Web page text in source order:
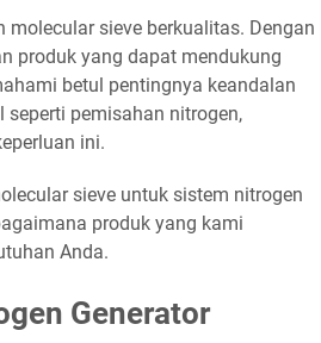
sieve berkualitas. Dengan
produk yang dapat mendukung
betul pentingnya keandalan
pemisahan nitrogen,
ini.
sieve untuk sistem nitrogen
produk yang kami
Anda.
Generator